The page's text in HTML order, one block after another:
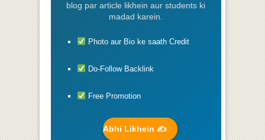
blog par article likhein aur students ki
madad karein.
Photo aur Bio ke saath Credit
Do-Follow Backlink
Free Promotion
Abhi Likhein ✍️